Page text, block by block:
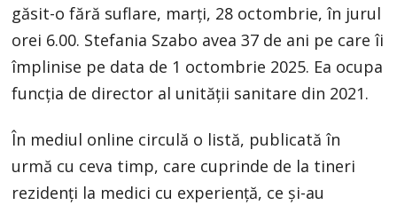
găsit-o fără suflare, marți, 28 octombrie, în jurul
orei 6.00. Stefania Szabo avea 37 de ani pe care îi
împlinise pe data de 1 octombrie 2025. Ea ocupa
funcţia de director al unităţii sanitare din 2021.
În mediul online circulă o listă, publicată în
urmă cu ceva timp, care cuprinde de la tineri
rezidenți la medici cu experiență, ce și-au